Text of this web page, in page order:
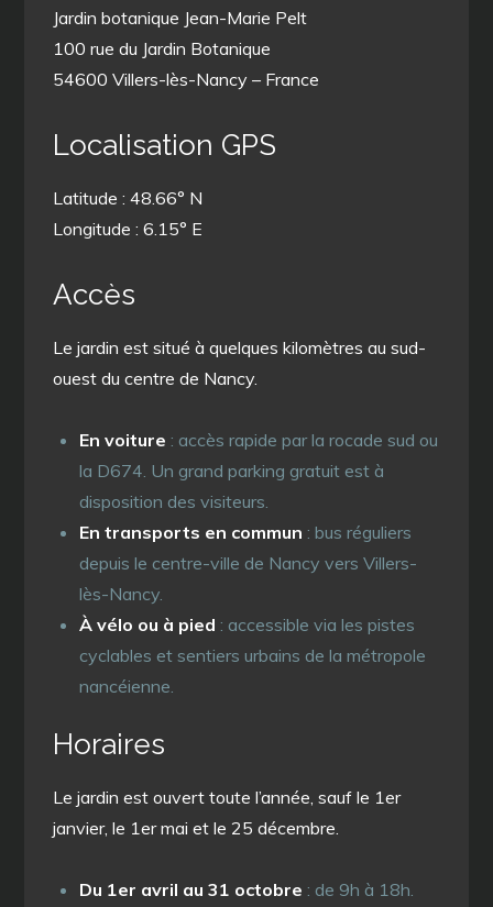
Jardin botanique Jean-Marie Pelt
100 rue du Jardin Botanique
54600 Villers-lès-Nancy – France
Localisation GPS
Latitude : 48.66° N
Longitude : 6.15° E
Accès
Le jardin est situé à quelques kilomètres au sud-
ouest du centre de Nancy.
En voiture : accès rapide par la rocade sud ou
la D674. Un grand parking gratuit est à
disposition des visiteurs.
En transports en commun : bus réguliers
depuis le centre-ville de Nancy vers Villers-
lès-Nancy.
À vélo ou à pied : accessible via les pistes
cyclables et sentiers urbains de la métropole
nancéienne.
Horaires
Le jardin est ouvert toute l’année, sauf le 1er
janvier, le 1er mai et le 25 décembre.
Du 1er avril au 31 octobre : de 9h à 18h.